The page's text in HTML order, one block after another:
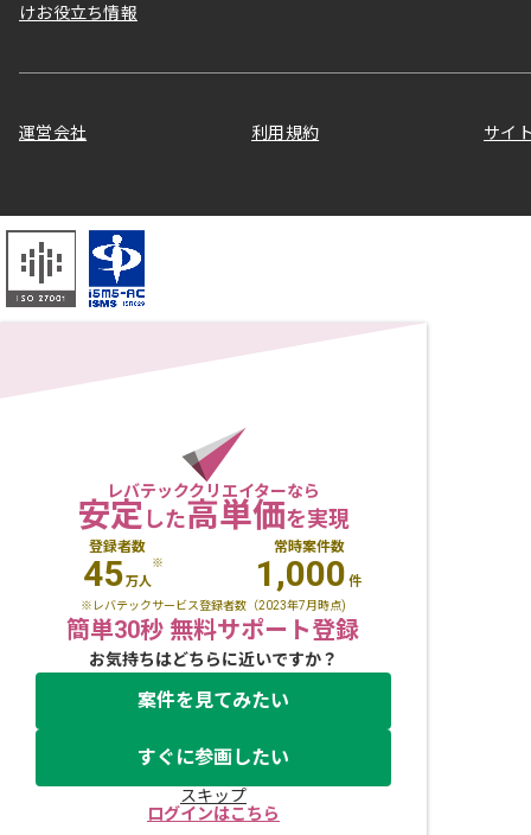
けお役立ち情報
運営会社 利用規約 サイ
レバテッククリエイターなら
安定した高単価を実現
登録者数
45万人
※
常時案件数
1,000 件
※レバテックサービス登録者数（2023年7月時点)
簡単30秒 無料サポート登録
お気持ちはどちらに近いですか？
案件を見てみたい
すぐに参画したい
スキップ
ログインはこちら